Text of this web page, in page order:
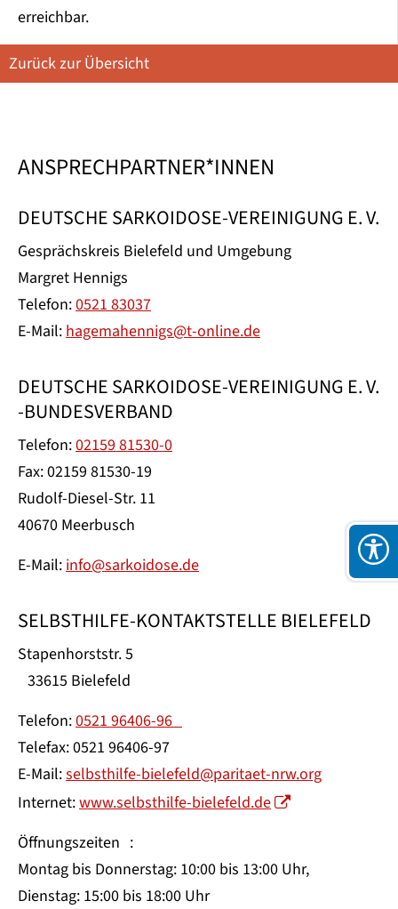
erreichbar.
Zurück zur Übersicht
ANSPRECHPARTNER*INNEN
DEUTSCHE SARKOIDOSE-VEREINIGUNG E. V.
Gesprächskreis Bielefeld und Umgebung
Margret Hennigs
Telefon:0521 83037
E-Mail:hagemahennigs@t-online.de
DEUTSCHE SARKOIDOSE-VEREINIGUNG E. V.
-BUNDESVERBAND
Telefon:02159 81530-0
Fax: 02159 81530-19
Rudolf-Diesel-Str. 11
40670 Meerbusch
E-Mail:info@sarkoidose.de
SELBSTHILFE-KONTAKTSTELLE BIELEFELD
Stapenhorststr. 5
33615 Bielefeld
Telefon:0521 96406-96
Telefax: 0521 96406-97
E-Mail:selbsthilfe-bielefeld@paritaet-nrw.org
Internet:www.selbsthilfe-bielefeld.de
Öffnungszeiten :
Montag bis Donnerstag: 10:00 bis 13:00 Uhr,
Dienstag: 15:00 bis 18:00 Uhr